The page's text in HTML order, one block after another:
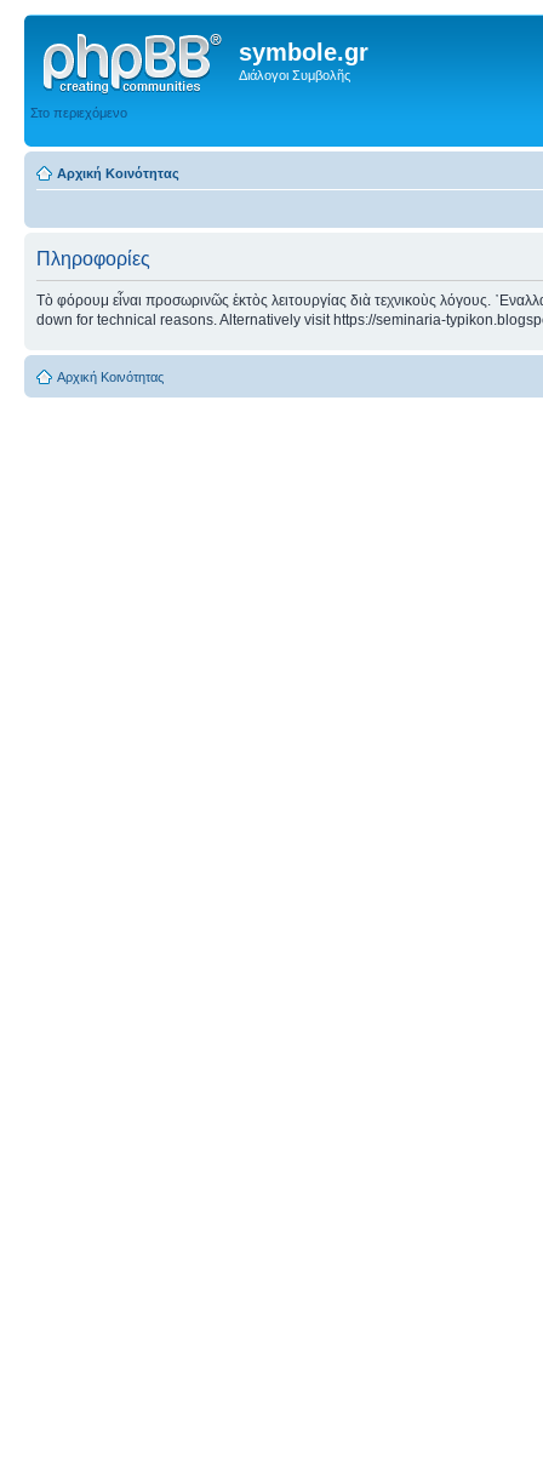
symbole.gr
Διάλογοι Συμβολῆς
Στο περιεχόμενο
Αρχική Κοινότητας
Πληροφορίες
Τὸ φόρουμ εἶναι προσωρινῶς ἐκτὸς λειτουργίας διὰ τεχνικοὺς λόγους.
down for technical reasons. Alternatively visit https://seminaria-
Αρχική Κοινότητας